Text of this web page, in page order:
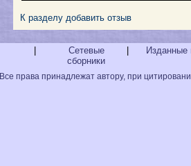
К разделу добавить отзыв
Сетевые
сборники
Изданные
Все права принадлежат автору, при